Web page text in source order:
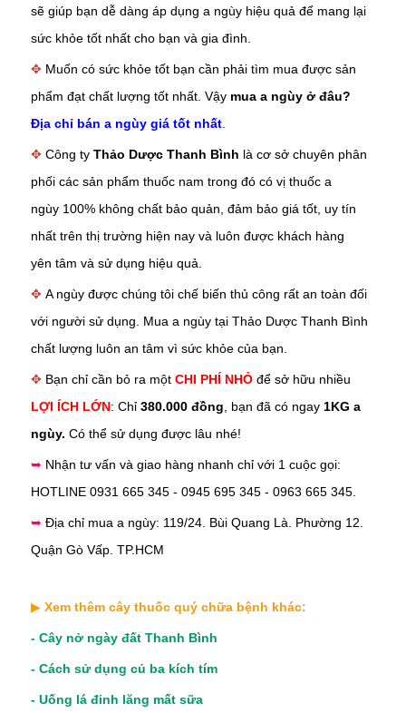
sẽ giúp bạn dễ dàng áp dụng a ngùy hiệu quả để mang lại
sức khỏe tốt nhất cho bạn và gia đình.
✥ Muốn có sức khỏe tốt bạn cần phải tìm mua được sản
phẩm đạt chất lượng tốt nhất. Vậy mua a ngùy ở đâu?
Địa chỉ bán a ngùy giá tốt nhất
✥ Công ty Thảo Dược Thanh Bình là cơ sở chuyên phân
phối các sản phẩm thuốc nam trong đó có vị thuốc a
ngùy 100% không chất bảo quản, đảm bảo giá tốt, uy tín
nhất trên thị trường hiện nay và luôn được khách hàng
yên tâm và sử dụng hiệu quả.
✥ A ngùy được chúng tôi chế biến thủ công rất an toàn đối
với người sử dụng. Mua a ngùy tại Thảo Dược Thanh Bình
chất lượng luôn an tâm vì sức khỏe của bạn.
✥ Bạn chỉ cần bỏ ra một CHI PHÍ NHỎ để sở hữu nhiều
LỢI ÍCH LỚN: Chỉ 380.000 đồng , bạn đã có ngay 1KG a
ngùy. Có thể sử dụng được lâu nhé!
➥ Nhận tư vấn và giao hàng nhanh chỉ với 1 cuộc gọi:
HOTLINE 0931 665 345 - 0945 695 345 - 0963 665 345.
➥ Địa chỉ mua a ngùy: 119/24. Bùi Quang Là. Phường 12.
Quận Gò Vấp. TP.HCM
▶ Xem thêm cây thuốc quý chữa bệnh khác:
- Cây nở ngày đất Thanh Bình
- Cách sử dụng củ ba kích tím
- Uống lá đinh lăng mất sữa